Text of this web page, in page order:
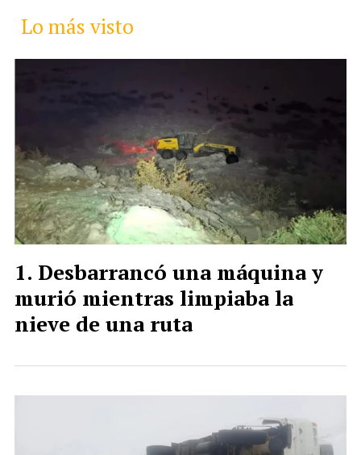
Lo más visto
Desbarrancó una máquina y
murió mientras limpiaba la
nieve de una ruta